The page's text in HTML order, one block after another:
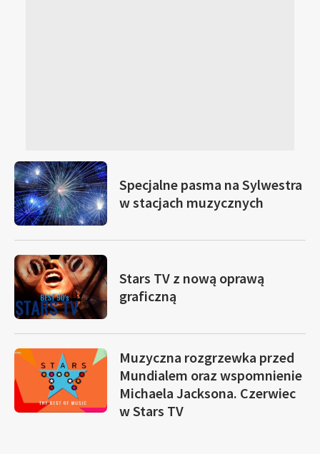
Specjalne pasma na Sylwestra
w stacjach muzycznych
Stars TV z nową oprawą
graficzną
Muzyczna rozgrzewka przed
Mundialem oraz wspomnienie
Michaela Jacksona. Czerwiec
w Stars TV